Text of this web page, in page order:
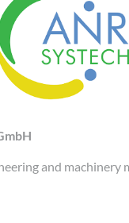
and machinery